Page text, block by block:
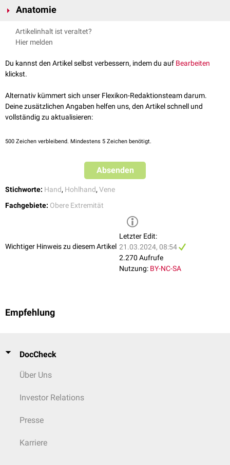
Anatomie
Der Arcus venosus palmaris profundus erhält Zuflüsse aus den
metacarpales palmares
Das venöse Blut aus dem Arcus venosus palmaris profundus fließt
weiter in die
Artikelinhalt ist veraltet?
Hier melden
Du kannst den Artikel selbst verbessern, indem du auf Bearbeiten
klickst.
Alternativ kümmert sich unser Flexikon-Redaktionsteam darum.
Deine zusätzlichen Angaben helfen uns, den Artikel schnell und
vollständig zu aktualisieren:
500 Zeichen verbleibend. Mindestens 5 Zeichen benötigt.
Absenden
Stichworte: Hand, Hohlhand, Vene
Fachgebiete: Obere Extremität
Wichtiger Hinweis zu diesem Artikel
Letzter Edit:
21.03.2024, 08:54
2.270 Aufrufe
Nutzung: BY-NC-SA
Empfehlung
DocCheck
Über Uns
Investor Relations
Presse
Karriere